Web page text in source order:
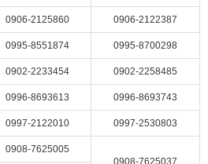
0906-2125860 0906-2122387
0995-8551874 0995-8700298
0902-2233454 0902-2258485
0996-8693613 0996-8693743
0997-2122010 0997-2530803
0908-7625005
0908-7625037